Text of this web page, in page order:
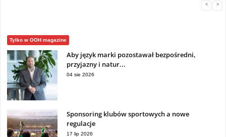
< >
Tylko w OOH magazine
Aby język marki pozostawał bezpośredni,
przyjazny i natur...
04 sie 2026
Sponsoring klubów sportowych a nowe
regulacje
17 lip 2026